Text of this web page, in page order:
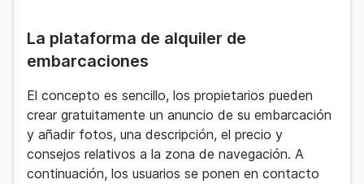
La plataforma de alquiler de
embarcaciones
El concepto es sencillo, los propietarios pueden
crear gratuitamente un anuncio de su embarcación
y añadir fotos, una descripción, el precio y
consejos relativos a la zona de navegación. A
continuación, los usuarios se ponen en contacto